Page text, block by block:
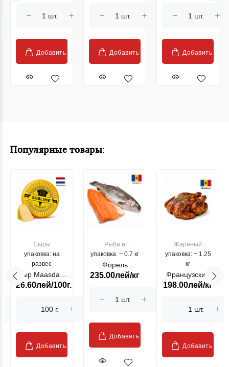
Добавить Добавить Добавить
Популярные товары:
Сыры
упаковка: на
развес
Сыр Maasdam
Sublime Cow
26.60лей/100г.
Добавить
Рыба и
морепродукты
упаковка: ~ 0.7 кг
Форель
лососевая
Moldovenesc"
235.00лей/кг
Добавить
Жареный
цыпленок
упаковка: ~ 1.25
кг
Французский
гриль, кг
198.00лей/кг
Добавить